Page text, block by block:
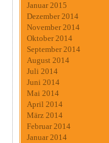
Januar 2015
Dezember 2014
November 2014
Oktober 2014
September 2014
August 2014
Juli 2014
Juni 2014
Mai 2014
April 2014
März 2014
Februar 2014
Januar 2014